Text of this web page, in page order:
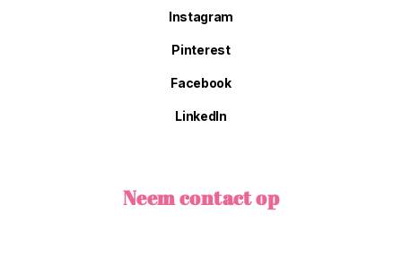
Instagram
Pinterest
Facebook
LinkedIn
Neem contact op